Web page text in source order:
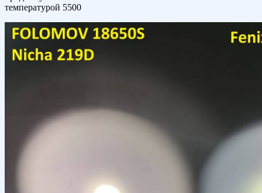
температурой 5500